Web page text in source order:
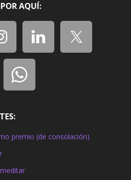
POR AQUÍ:
premio (de consolación)